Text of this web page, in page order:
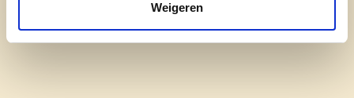
Weigeren